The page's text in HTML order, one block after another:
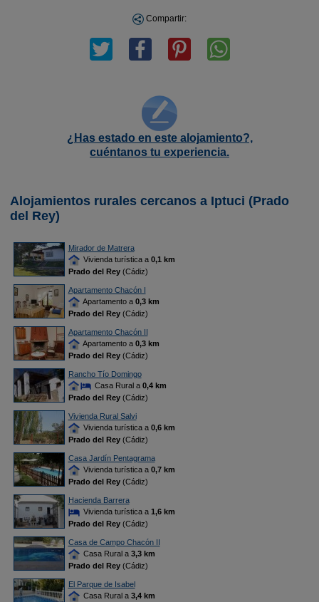
Compartir:
¿Has estado en este alojamiento?,
cuéntanos tu experiencia.
Alojamientos rurales cercanos a Iptuci (Prado
del Rey)
Mirador de Matrera
Vivienda turística a 0,1 km
Prado del Rey(Cádiz)
Apartamento Chacón I
Apartamento a 0,3 km
Prado del Rey(Cádiz)
Apartamento Chacón II
Apartamento a 0,3 km
Prado del Rey(Cádiz)
Rancho Tío Domingo
Casa Rural a 0,4 km
Prado del Rey(Cádiz)
Vivienda Rural Salvi
Vivienda turística a 0,6 km
Prado del Rey(Cádiz)
Casa Jardín Pentagrama
Vivienda turística a 0,7 km
Prado del Rey(Cádiz)
Hacienda Barrera
Vivienda turística a 1,6 km
Prado del Rey(Cádiz)
Casa de Campo Chacón II
Casa Rural a 3,3 km
Prado del Rey(Cádiz)
El Parque de Isabel
Casa Rural a 3,4 km